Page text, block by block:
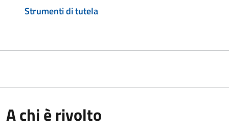
Strumenti di tutela
A chi è rivolto